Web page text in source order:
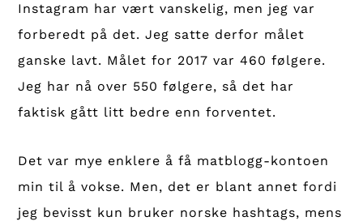
Instagram har vært vanskelig, men jeg var
forberedt på det. Jeg satte derfor målet
ganske lavt. Målet for 2017 var 460 følgere.
Jeg har nå over 550 følgere, så det har
faktisk gått litt bedre enn forventet.
Det var mye enklere å få matblogg-kontoen
min til å vokse. Men, det er blant annet fordi
jeg bevisst kun bruker norske hashtags, mens